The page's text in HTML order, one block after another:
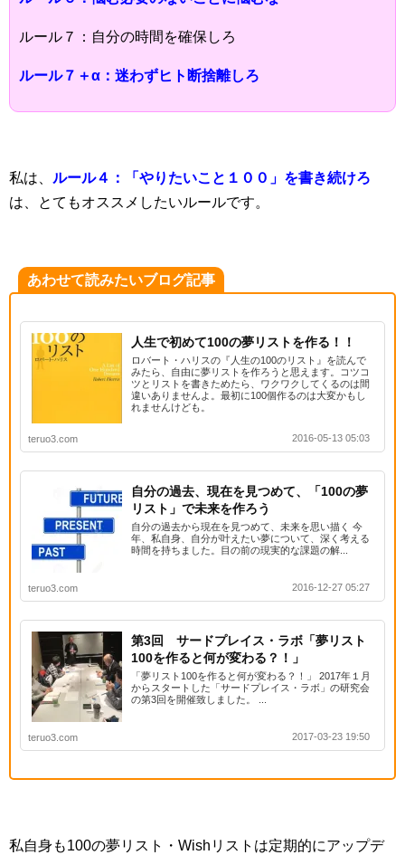
ルール７：自分の時間を確保しろ
ルール７＋α：迷わずヒト断捨離しろ
私は、 ルール４：「やりたいこと１００」を書き続けろ
は、とてもオススメしたいルールです。
あわせて読みたいブログ記事
人生で初めて100の夢リストを作る！！
ロバート・ハリスの『人生の100のリスト』を読んで
みたら、自由に夢リストを作ろうと思えます。コツコ
ツとリストを書きためたら、ワクワクしてくるのは間
違いありませんよ。最初に100個作るのは大変かもし
れませんけども。
teruo3.com 2016-05-13 05:03
自分の過去、現在を見つめて、「100の夢
リスト」で未来を作ろう
自分の過去から現在を見つめて、未来を思い描く 今
年、私自身、自分が叶えたい夢について、深く考える
時間を持ちました。目の前の現実的な課題の解...
teruo3.com 2016-12-27 05:27
第3回 サードプレイス・ラボ「夢リスト
100を作ると何が変わる？！」
「夢リスト100を作ると何が変わる？！」 2017年１月
からスタートした「サードプレイス・ラボ」の研究会
の第3回を開催致しました。 ...
teruo3.com 2017-03-23 19:50
私自身も100の夢リスト・Wishリストは定期的にアップデ